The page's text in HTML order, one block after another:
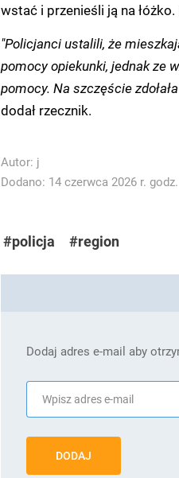
wstać i przenieśli ją na
"Policjanci ustalili, że
pomocy opiekunki, jednak ze
pomocy. Na szczęście
dodał rzecznik.
Autor: j
Dodano: 14 czerwca 2026 r.
#policja #region
Dodaj adres e-mail aby
DODAJ